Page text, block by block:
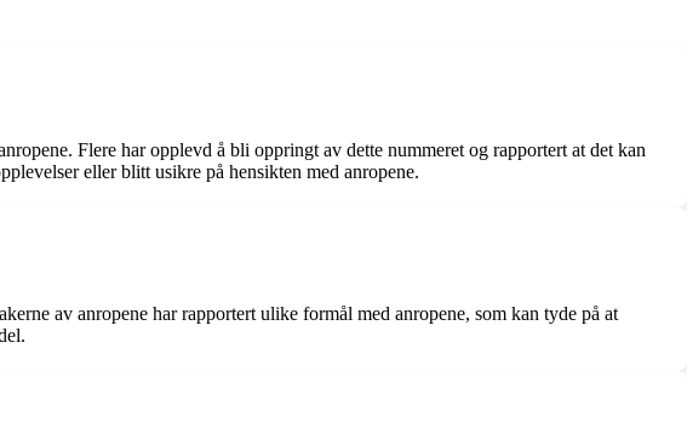
Flere har opplevd å bli oppringt av dette nummeret og rapportert at det kan
eller blitt usikre på hensikten med anropene.
av anropene har rapportert ulike formål med anropene, som kan tyde på at